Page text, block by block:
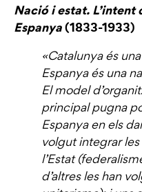
Nació i estat. L’intent
Espanya(1833-1933)
«Catalunya és
Espanya és una
El model
principal pugna
Espanya en els
volgut integrar
l’Estat
d’altres les han